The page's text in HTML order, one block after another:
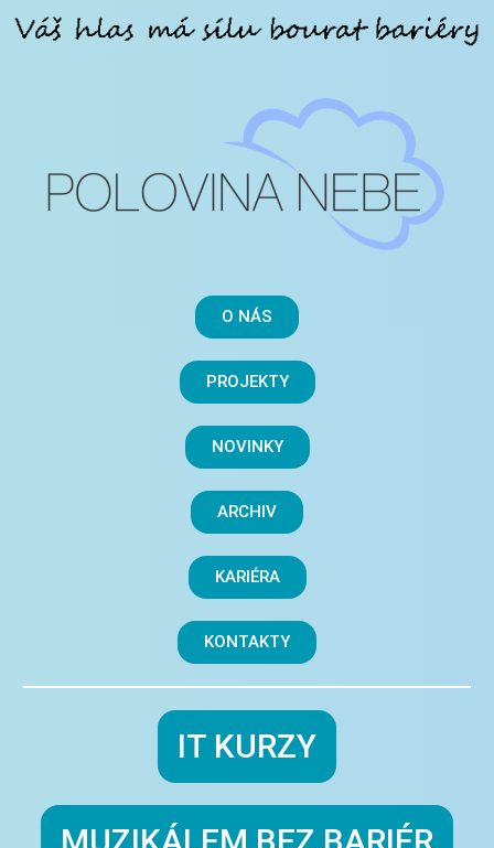
O NÁS
PROJEKTY
NOVINKY
ARCHIV
KARIÉRA
KONTAKTY
IT KURZY